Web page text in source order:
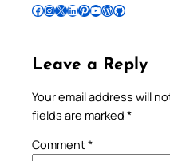
Follow Pradeep on Facebook Follow Pradeep on InstagramFollow Pradeep on X Follow Pradeep on LinkedIn Follow Pradeep on Pinterest Subscribe to Pradeep’s Youtube Channel Follow Pradeep on WordPress Follow Pradeep on GitHub
Leave a Reply
Your email address will
fields are marked *
Comment*